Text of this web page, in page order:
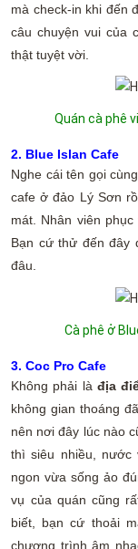
mà check-in khi đến
câu chuyện vui của
thật tuyệt vời.
Quán cà phê
2. Blue Islan Cafe
Nghe cái tên gọi
cafe ở đảo Lý Sơn
mát. Nhân viên
Bạn cứ thử đến đây
đâu.
Cà phê ở
3. Coc Pro Cafe
Không phải là địa
không gian thoáng
nên nơi đây lúc nào
thì siêu nhiều,
ngon vừa sống ảo
vụ của quán cũng
biết, bạn cứ thoải
chương trình âm